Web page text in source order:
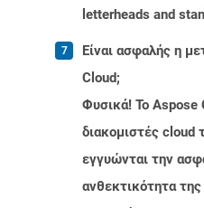
letterheads and
Είναι ασφαλής η
Cloud;
Φυσικά! Το Aspose
διακομιστές cloud
εγγυώνται την
ανθεκτικότητα